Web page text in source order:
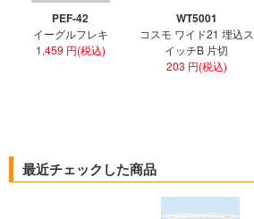
PEF-42
イーグルフレキ
1,459 円(税込)
WT5001
コスモ ワイド21 埋込ス
イッチB 片切
203 円(税込)
最近チェックした商品